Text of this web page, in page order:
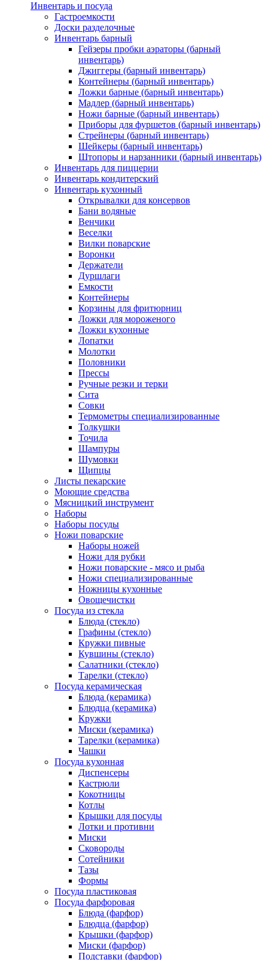
Инвентарь и посуда
Гастроемкости
Доски разделочные
Инвентарь барный
Гейзеры пробки аэраторы (барный
инвентарь)
Джиггеры (барный инвентарь)
Контейнеры (барный инвентарь)
Ложки барные (барный инвентарь)
Мадлер (барный инвентарь)
Ножи барные (барный инвентарь)
Приборы для фуршетов (барный инвентарь)
Стрейнеры (барный инвентарь)
Шейкеры (барный инвентарь)
Штопоры и нарзанники (барный инвентарь)
Инвентарь для пиццерии
Инвентарь кондитерский
Инвентарь кухонный
Открывалки для консервов
Бани водяные
Венчики
Веселки
Вилки поварские
Воронки
Держатели
Дуршлаги
Емкости
Контейнеры
Корзины для фритюрниц
Ложки для мороженого
Ложки кухонные
Лопатки
Молотки
Половники
Прессы
Ручные резки и терки
Сита
Совки
Термометры специализированные
Толкушки
Точила
Шампуры
Шумовки
Щипцы
Листы пекарские
Моющие средства
Мясницкий инструмент
Наборы
Наборы посуды
Ножи поварские
Наборы ножей
Ножи для рубки
Ножи поварские - мясо и рыба
Ножи специализированные
Ножницы кухонные
Овощечистки
Посуда из стекла
Блюда (стекло)
Графины (стекло)
Кружки пивные
Кувшины (стекло)
Салатники (стекло)
Тарелки (стекло)
Посуда керамическая
Блюда (керамика)
Блюдца (керамика)
Кружки
Миски (керамика)
Тарелки (керамика)
Чашки
Посуда кухонная
Диспенсеры
Кастрюли
Кокотницы
Котлы
Крышки для посуды
Лотки и противни
Миски
Сковороды
Сотейники
Тазы
Формы
Посуда пластиковая
Посуда фарфоровая
Блюда (фарфор)
Блюдца (фарфор)
Крышки (фарфор)
Миски (фарфор)
Подставки (фарфор)